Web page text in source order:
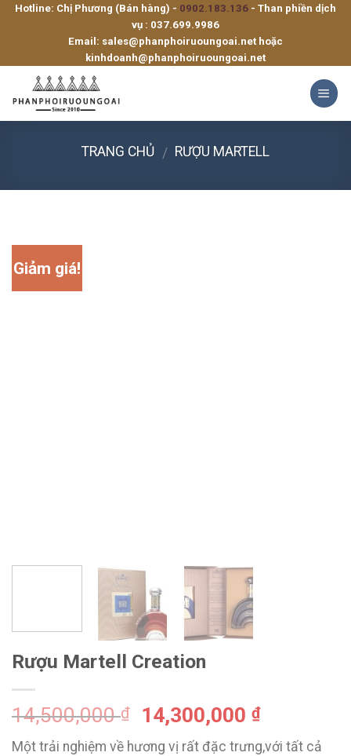
SkipHotline: Chị Phương (Bán hàng) - 0902.183.136 - Than phiền dịch
vụ : 037.699.9986
Email: sales@phanphoiruoungoai.net hoặc
kinhdoanh@phanphoiruoungoai.net
TRANG CHỦ / RƯỢU MARTELL
Giảm giá!
Rượu Martell Creation
14,500,000₫ 14,300,000 ₫
Một trải nghiệm về hương vị rất đặc trưng,với tất cả